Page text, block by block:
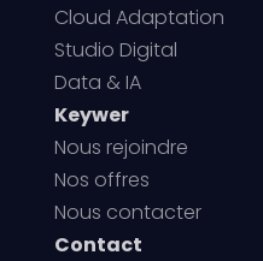
Cloud Adaptation
Studio Digital
Data & IA
Keywer
Nous rejoindre
Nos offres
Nous contacter
Contact